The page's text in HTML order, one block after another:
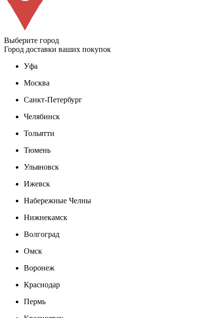
Выберите город
Город доставки ваших покупок
Уфа
Москва
Санкт-Петербург
Челябинск
Тольятти
Тюмень
Ульяновск
Ижевск
Набережные Челны
Нижнекамск
Волгоград
Омск
Воронеж
Краснодар
Пермь